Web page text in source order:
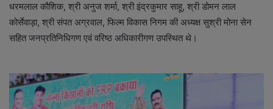
धरमलाल कौशिक, श्री अनुज शर्मा, श्री इंद्रकुमार साहू, श्री डोमन लाल
कोर्सेवाड़ा, श्री संपत अग्रवाल, फिल्म विकास निगम की अध्यक्ष सुश्री मोना सेन
सहित जनप्रतिनिधिगण एवं वरिष्ठ अधिकारीगण उपस्थित थे।